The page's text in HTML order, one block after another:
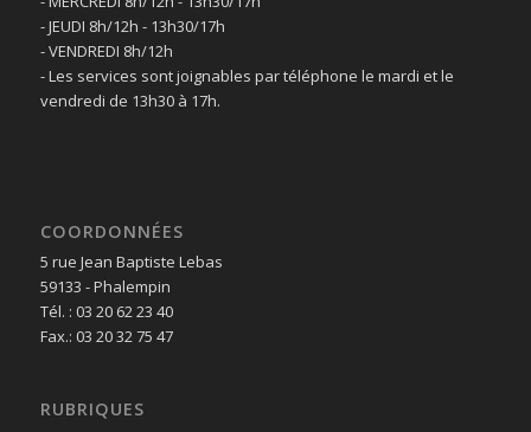
- JEUDI 8h/12h - 13h30/17h
- VENDREDI 8h/12h
- Les services sont joignables par téléphone le mardi et le
vendredi de 13h30 à 17h.
COORDONNÉES
5 rue Jean Baptiste Lebas
59133 - Phalempin
Tél. : 03 20 62 23 40
Fax.: 03 20 32 75 47
RUBRIQUES